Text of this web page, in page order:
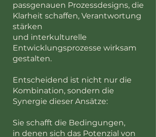
passgenauen Prozessdesigns, die
Klarheit schaffen, Verantwortung
stärken
und interkulturelle
Entwicklungsprozesse wirksam
gestalten.
Entscheidend ist nicht nur die
Kombination, sondern die
Synergie dieser Ansätze:
Sie schafft die Bedingungen,
in denen sich das Potenzial von